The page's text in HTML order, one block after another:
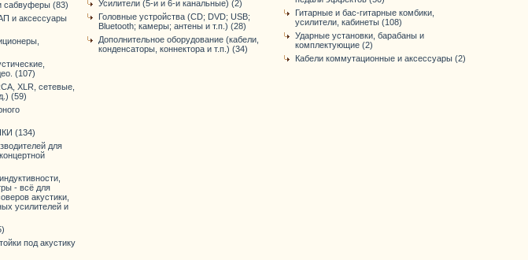
сабвуферы (83)
и аксессуары
(107)
XLR, сетевые,
(59)
(134)
для
- всё для
акустики,
усилителей и
под акустику
Усилители (5-и и 6-и канальные) (2)
Головные устройства (CD; DVD; USB;
Bluetooth; камеры; антены и т.п.) (28)
Дополнительное оборудование (кабели,
конденсаторы, коннектора и т.п.) (34)
Гитарные и бас-гитарные комбики,
усилители, кабинеты (108)
Ударные установки, барабаны и
комплектующие (2)
Кабели коммутационные и аксессуары (2)